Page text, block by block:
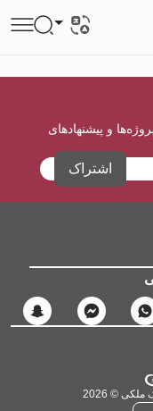
و پیشنهادهای
اشتراک
© 2026